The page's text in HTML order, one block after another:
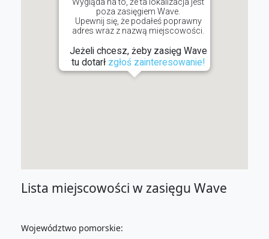
poza zasięgiem Wave.
Upewnij się, że podałeś poprawny
adres wraz z nazwą miejscowości.
Jeżeli chcesz, żeby zasięg Wave
tu dotarł zgłoś zainteresowanie!
Lista miejscowości w zasięgu Wave
Województwo pomorskie: